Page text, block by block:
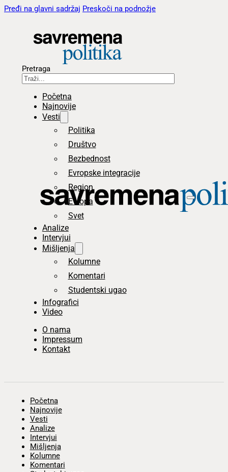
Pređi na glavni sadržaj Preskoči na podnožje
Pretraga
Početna
Najnovije
Vesti
Politika
Društvo
Bezbednost
Evropske integracije
Region
Evropa
Svet
Analize
Intervjui
Mišljenja
Kolumne
Komentari
Studentski ugao
Infografici
Video
O nama
Impressum
Kontakt
Početna
Najnovije
Vesti
Analize
Intervjui
Mišljenja
Kolumne
Komentari